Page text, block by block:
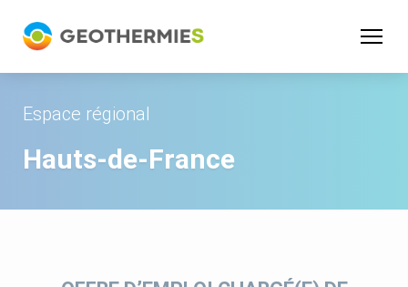
Espace régional
Hauts-de-France